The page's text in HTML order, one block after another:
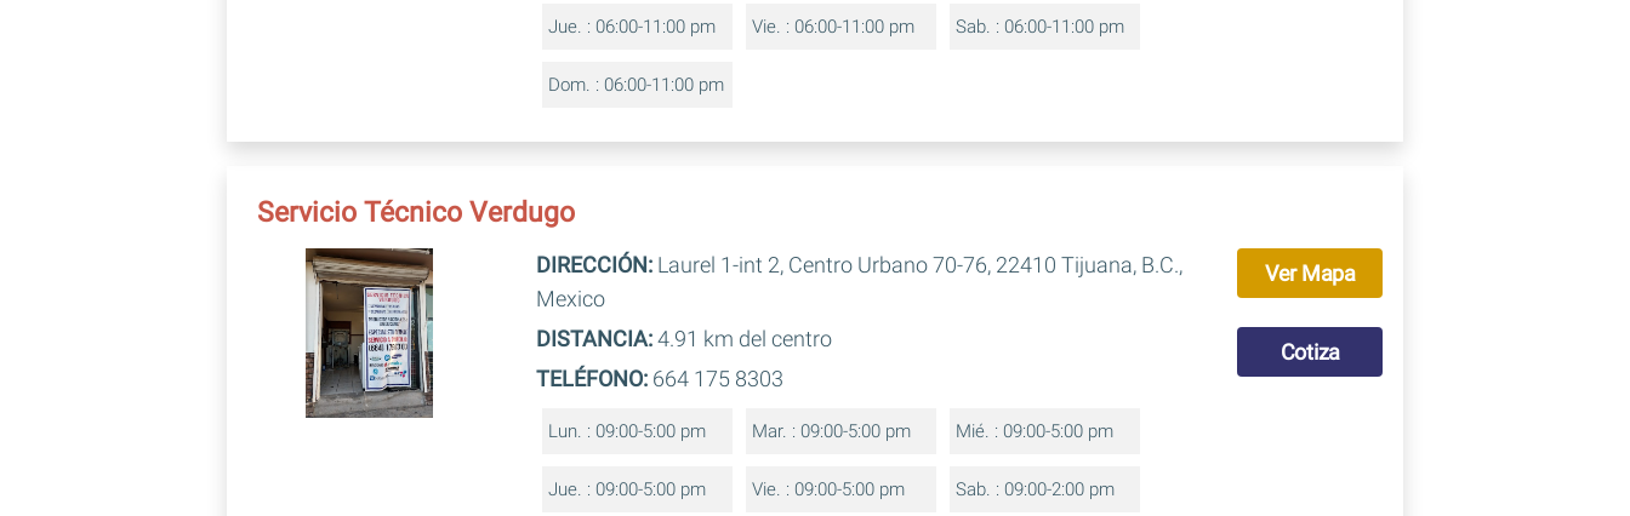
Jue. : 06:00-11:00 pm Vie. : 06:00-11:00 pm Sab. : 06:00-11:00 pm
Dom. : 06:00-11:00 pm
Servicio Técnico Verdugo
DIRECCIÓN: Laurel 1-int 2, Centro Urbano 70-76, 22410 Tijuana, B.C.,
Mexico
DISTANCIA:4.91 km del centro
TELÉFONO: 664 175 8303
Lun. : 09:00-5:00 pm Mar. : 09:00-5:00 pm Mié. : 09:00-5:00 pm
Jue. : 09:00-5:00 pm Vie. : 09:00-5:00 pm Sab. : 09:00-2:00 pm
Ver Mapa
Cotiza